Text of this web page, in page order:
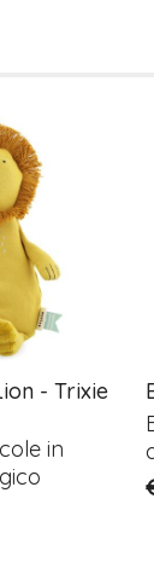
- Trixie
in